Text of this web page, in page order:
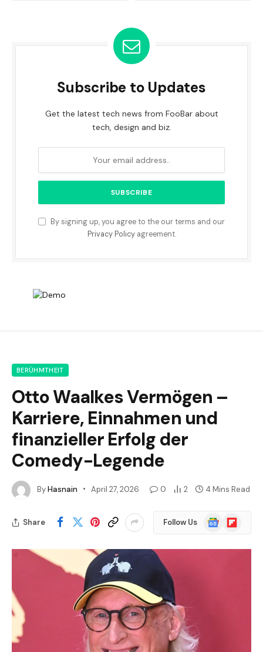
Subscribe to Updates
Get the latest tech news from FooBar about
tech, design and biz.
By signing up, you agree to the our terms and our
Privacy Policyagreement.
BERÜHMTHEIT
Otto Waalkes Vermögen –
Karriere, Einnahmen und
finanzieller Erfolg der
Comedy-Legende
ByHasnain April 27, 2026 0 2 4 Mins Read
Share Follow Us
Google
News
Flipboard